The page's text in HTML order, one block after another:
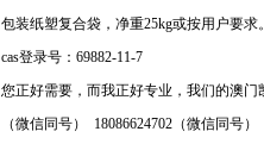
包装纸塑复合袋，净重25kg或按用户要求。
cas登录号：69882-11-7
您正好需要，而我正好专业，我们的澳门
（微信同号） 18086624702（微信同号）